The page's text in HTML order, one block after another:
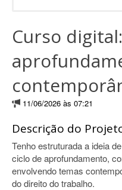
Curso
11/06/2026 às 07:21
Descrição do
Tenho estruturada a ideia
ciclo de aprofundamento,
envolvendo temas
do direito do trabalho.